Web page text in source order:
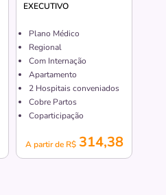
EXECUTIVO
Plano Médico
Regional
Com Internação
Apartamento
2 Hospitais conveniados
Cobre Partos
Coparticipação
A partir de R$ 314,38